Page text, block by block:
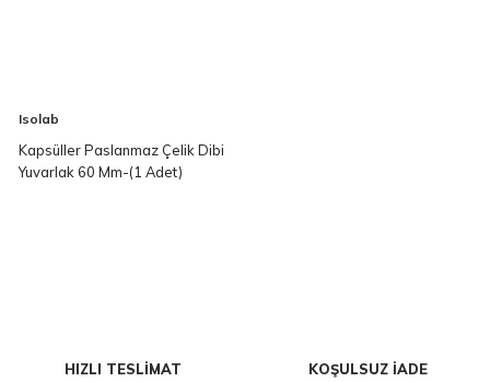
Isolab
Kapsüller Paslanmaz Çelik Dibi
Yuvarlak 60 Mm-(1 Adet)
HIZLI TESLİMAT KOŞULSUZ İADE